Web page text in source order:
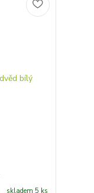
skladem 5 ks